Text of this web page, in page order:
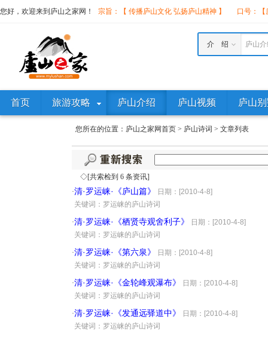
您好，欢迎来到庐山之家网！ 宗旨：【 传播庐山文化 弘扬庐山精神 】 口号：
庐山
介 绍
首页 旅游攻略 庐山介绍 庐山视频 庐山
您所在的位置： 庐山之家网首页 > 庐山诗词 > 文章列表
◇[共索检到 6 条资讯]
·清·罗运崃·《庐山篇》
日期：[2010-4-8]
关键词：罗运崃的庐山诗词
·清·罗运崃·《栖贤寺观舍利子》
日期：[2010-4-8]
关键词：罗运崃的庐山诗词
·清·罗运崃·《第六泉》
日期：[2010-4-8]
关键词：罗运崃的庐山诗词
·清·罗运崃·《金轮峰观瀑布》
日期：[2010-4-8]
关键词：罗运崃的庐山诗词
·清·罗运崃·《发通远驿道中》
日期：[2010-4-8]
关键词：罗运崃的庐山诗词